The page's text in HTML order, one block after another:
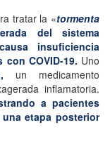
tratar la «tormenta
del sistema
insuficiencia
COVID-19. Uno
un medicamento
inflamatoria.
a pacientes
una etapa posterior